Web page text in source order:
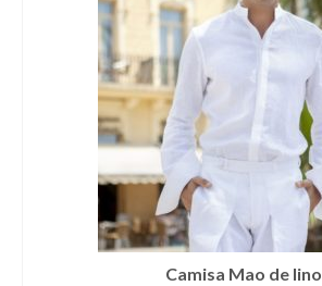
Complementos Ceremonia
Calzado para Ceremonia
Pijamas
Traje de bautismo
Vestidos niña
Camisa Mao de lino